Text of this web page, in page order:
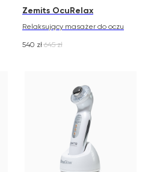
Zemits OcuRelax
Relaksujący masażer do oczu
540 zł 645 zł